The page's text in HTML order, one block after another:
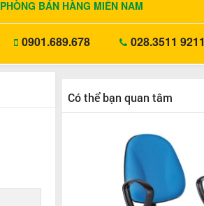
PHÒNG BÁN HÀNG MIỀN NAM
0901.689.678 028.3511 9211
Có thể bạn quan tâm